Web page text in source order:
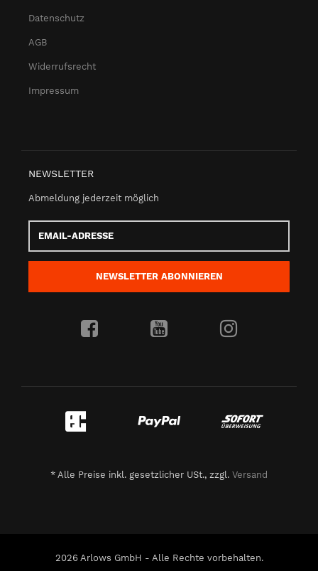
Datenschutz
AGB
Widerrufsrecht
Impressum
NEWSLETTER
Abmeldung jederzeit möglich
Adresse
NEWSLETTER ABONNIEREN
* Alle Preise inkl. gesetzlicher USt., zzgl. Versand
2026 Arlows GmbH - Alle Rechte vorbehalten.